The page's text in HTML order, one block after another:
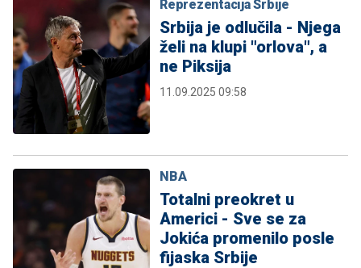
Reprezentacija Srbije
Srbija je odlučila - Njega
želi na klupi "orlova", a
ne Piksija
11.09.2025 09:58
NBA
Totalni preokret u
Americi - Sve se za
Jokića promenilo posle
fijaska Srbije